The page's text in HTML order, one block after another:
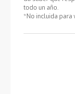
todo un año.
*No incluida para